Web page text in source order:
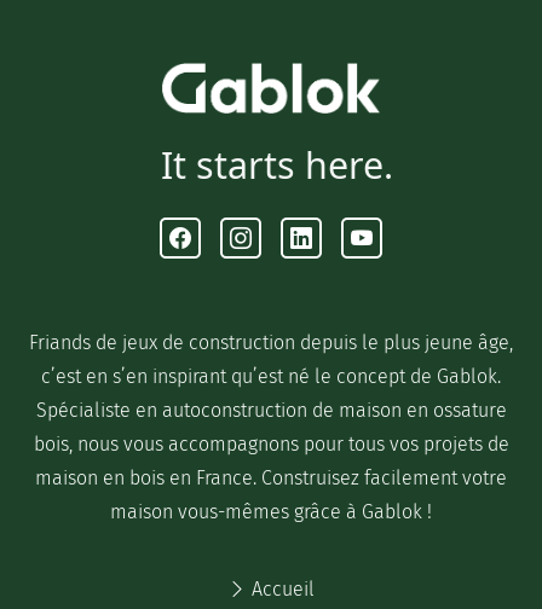
It starts here.
FacebookInstagramLinkedinYoutube
Friands de jeux de construction depuis le plus jeune âge,
c’est en s’en inspirant qu’est né le concept de Gablok.
Spécialiste en autoconstruction de maison en ossature
bois, nous vous accompagnons pour tous vos projets de
maison en bois en France. Construisez facilement votre
maison vous-mêmes grâce à Gablok !
Accueil